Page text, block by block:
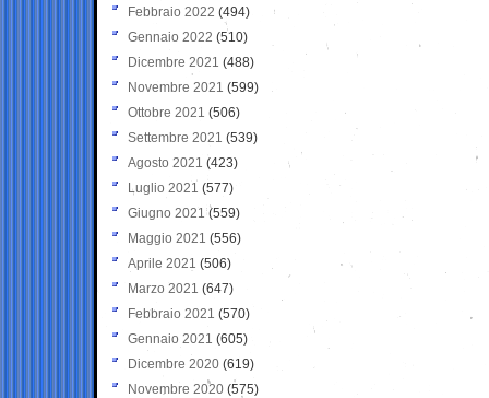
Febbraio 2022 (494)
Gennaio 2022 (510)
Dicembre 2021 (488)
Novembre 2021 (599)
Ottobre 2021 (506)
Settembre 2021 (539)
Agosto 2021 (423)
Luglio 2021 (577)
Giugno 2021(559)
Maggio 2021 (556)
Aprile 2021 (506)
Marzo 2021 (647)
Febbraio 2021 (570)
Gennaio 2021 (605)
Dicembre 2020 (619)
Novembre 2020 (575)